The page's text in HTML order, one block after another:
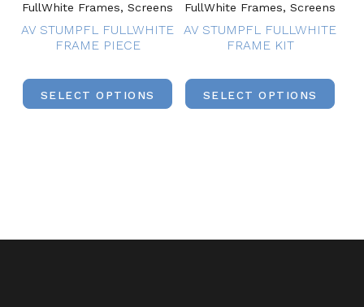
FullWhite Frames, Screens
AV STUMPFL FULLWHITE
FRAME PIECE
SELECT OPTIONS
FullWhite Frames, Screens
AV STUMPFL FULLWHITE
FRAME KIT
SELECT OPTIONS